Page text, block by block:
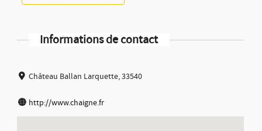
Informations de contact
Château Ballan Larquette, 33540
http://www.chaigne.fr